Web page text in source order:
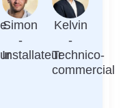
Simon
-
Installateur
Kelvin
-
Technico-
commercial